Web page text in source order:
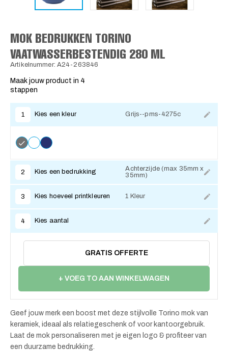
MOK BEDRUKKEN TORINO
VAATWASSERBESTENDIG 280 ML
Artikelnummer: A24-263846
Maak jouw product in 4
stappen
1 Kies een kleur Grijs--pms-4275c
2 Kies een bedrukking
Achterzijde (max 35mm x
35mm)
3 Kies hoeveel printkleuren 1 Kleur
4 Kies aantal
GRATIS OFFERTE
+ VOEG TO AAN WINKELWAGEN
Geef jouw merk een boost met deze stijlvolle Torino mok van
keramiek, ideaal als relatiegeschenk of voor kantoorgebruik.
Laat de mok personaliseren met je eigen logo & profiteer van
een duurzame bedrukking.